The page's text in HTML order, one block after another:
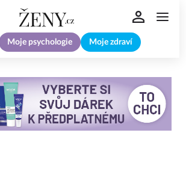
Moje psychologie Moje zdraví